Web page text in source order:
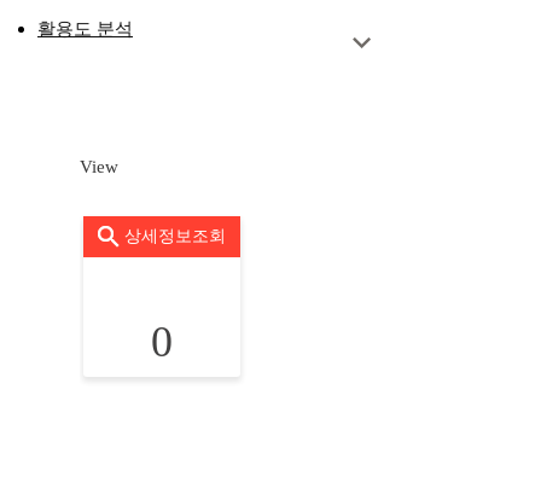
활용도 분석
View
상세정보조회
0